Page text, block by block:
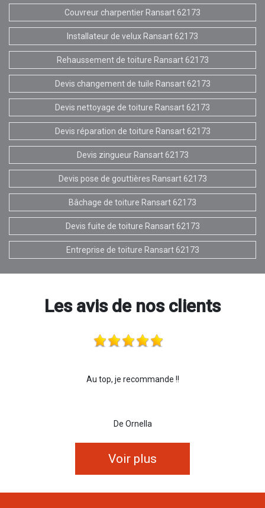
Couvreur charpentier Ransart 62173
Installateur de velux Ransart 62173
Rehaussement de toiture Ransart 62173
Devis changement de tuile Ransart 62173
Devis nettoyage de toiture Ransart 62173
Devis réparation de toiture Ransart 62173
Devis zingueur Ransart 62173
Devis pose de gouttières Ransart 62173
Bâchage de toiture Ransart 62173
Devis fuite de toiture Ransart 62173
Entreprise de toiture Ransart 62173
Les avis de nos clients
Au top, je recommande !!
De Ornella
Voir plus